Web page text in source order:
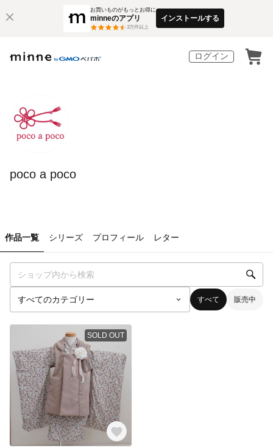
お買いものがもっとお得に
minneのアプリ
3万件以上
インストールする
ログイン
poco a poco
作品一覧 シリーズ プロフィール レター
すべて 販売中
SOLD OUT